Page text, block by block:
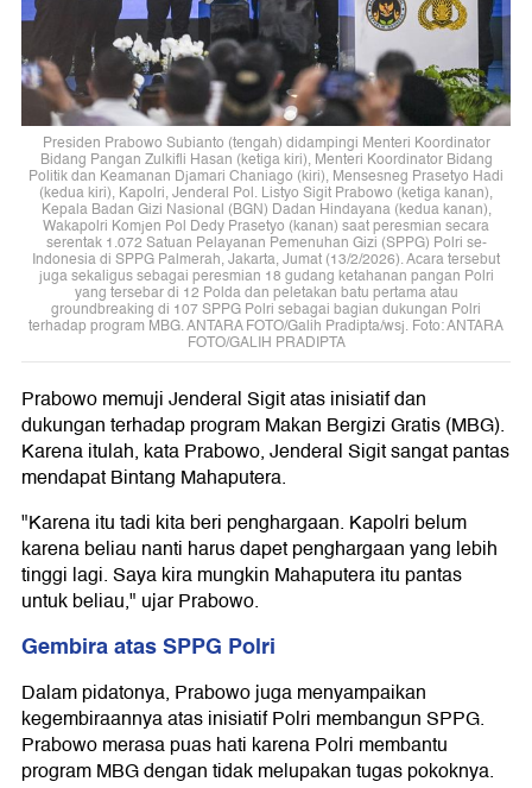
Presiden Prabowo Subianto (tengah) didampingi Menteri Koordinator
Bidang Pangan Zulkifli Hasan (ketiga kiri), Menteri Koordinator Bidang
Politik dan Keamanan Djamari Chaniago (kiri), Mensesneg Prasetyo Hadi
(kedua kiri), Kapolri, Jenderal Pol. Listyo Sigit Prabowo (ketiga kanan),
Kepala Badan Gizi Nasional (BGN) Dadan Hindayana (kedua kanan),
Wakapolri Komjen Pol Dedy Prasetyo (kanan) saat peresmian secara
serentak 1.072 Satuan Pelayanan Pemenuhan Gizi (SPPG) Polri se-
Indonesia di SPPG Palmerah, Jakarta, Jumat (13/2/2026). Acara tersebut
juga sekaligus sebagai peresmian 18 gudang ketahanan pangan Polri
yang tersebar di 12 Polda dan peletakan batu pertama atau
groundbreaking di 107 SPPG Polri sebagai bagian dukungan Polri
terhadap program MBG. ANTARA FOTO/Galih Pradipta/wsj. Foto: ANTARA
FOTO/GALIH PRADIPTA
Prabowo memuji Jenderal Sigit atas inisiatif dan
dukungan terhadap program Makan Bergizi Gratis (MBG).
Karena itulah, kata Prabowo, Jenderal Sigit sangat pantas
mendapat Bintang Mahaputera.
"Karena itu tadi kita beri penghargaan. Kapolri belum
karena beliau nanti harus dapet penghargaan yang lebih
tinggi lagi. Saya kira mungkin Mahaputera itu pantas
untuk beliau," ujar Prabowo.
Gembira atas SPPG Polri
Dalam pidatonya, Prabowo juga menyampaikan
kegembiraannya atas inisiatif Polri membangun SPPG.
Prabowo merasa puas hati karena Polri membantu
program MBG dengan tidak melupakan tugas pokoknya.